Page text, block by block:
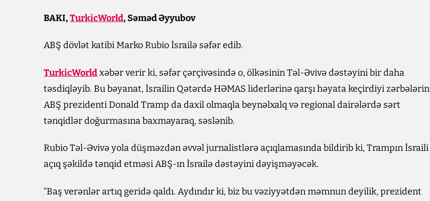
BAKI,TurkicWorld, Səməd Əyyubov
ABŞ dövlət katibi Marko Rubio İsrailə səfər edib.
TurkicWorldxəbər verir ki, səfər çərçivəsində o, ölkəsinin Təl-Əvivə dəstəyini bir daha
təsdiqləyib. Bu bəyanat, İsrailin Qətərdə HƏMAS liderlərinə qarşı həyata keçirdiyi zərbələrin
ABŞ prezidenti Donald Tramp da daxil olmaqla beynəlxalq və regional dairələrdə sərt
tənqidlər doğurmasına baxmayaraq, səslənib.
Rubio Təl-Əvivə yola düşməzdən əvvəl jurnalistlərə açıqlamasında bildirib ki, Trampın İsraili
açıq şəkildə tənqid etməsi ABŞ-ın İsrailə dəstəyini dəyişməyəcək.
“Baş verənlər artıq geridə qaldı. Aydındır ki, biz bu vəziyyətdən məmnun deyilik, prezident